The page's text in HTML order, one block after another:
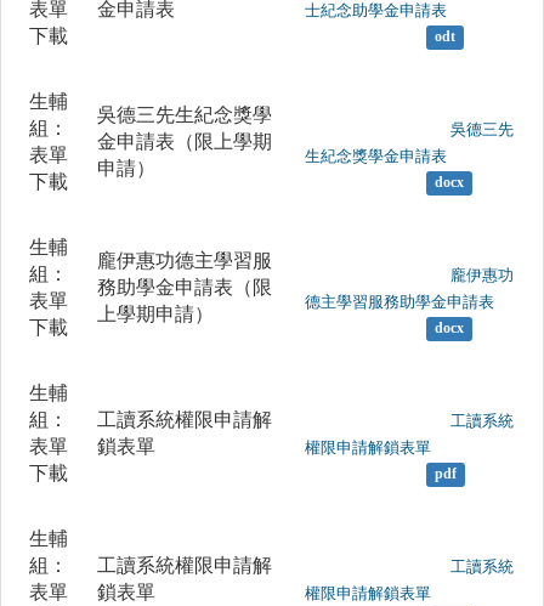
表單
下載
金申請表 士紀念助學金申請表
odt
生輔
組：
表單
下載
吳德三先生紀念獎學
金申請表（限上學期
申請）
生紀念獎學金申請表
docx
生輔
組：
表單
下載
龐伊惠功德主學習服
務助學金申請表（限
上學期申請）
德主學習服務助學金申請表
docx
生輔
組：
表單
下載
工讀系統權限申請解
鎖表單
權限申請解鎖表單
pdf
生輔
組：
表單
工讀系統權限申請解
鎖表單
權限申請解鎖表單